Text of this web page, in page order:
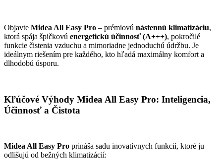
Objavte Midea All Easy Pro – prémiovú nástennú klimatizáciu,
ktorá spája špičkovú energetickú účinnosť (A+++), pokročilé
funkcie čistenia vzduchu a mimoriadne jednoduchú údržbu. Je
ideálnym riešením pre každého, kto hľadá maximálny komfort a
dlhodobú úsporu.
Kľúčové Výhody Midea All Easy Pro: Inteligencia,
Účinnosť a Čistota
Midea All Easy Pro prináša sadu inovatívnych funkcií, ktoré ju
odlišujú od bežných klimatizácií: